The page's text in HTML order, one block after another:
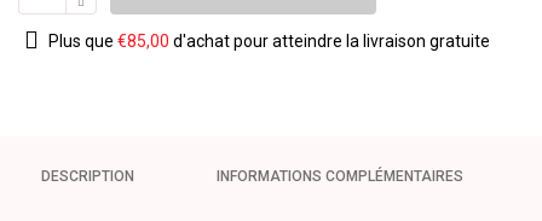
Plus que €85,00 d'achat pour atteindre la livraison gratuite
DESCRIPTION INFORMATIONS COMPLÉMENTAIRES